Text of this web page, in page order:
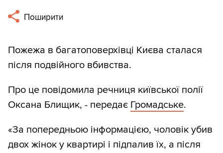
Поширити
Пожежа в багатоповерхівці Києва сталася
після подвійного вбивства.
Про це повідомила речниця київської полії
Оксана Блищик, - передає Громадське.
«За попередньою інформацією, чоловік убив
двох жінок у квартирі і підпалив їх, а після